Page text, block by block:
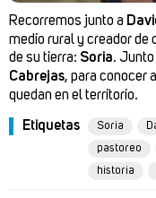
Recorremos junto a
medio rural y creador de
de su tierra: Soria. Junto
Cabrejas, para conocer
quedan en el territorio.
Etiquetas Soria
pastoreo
historia